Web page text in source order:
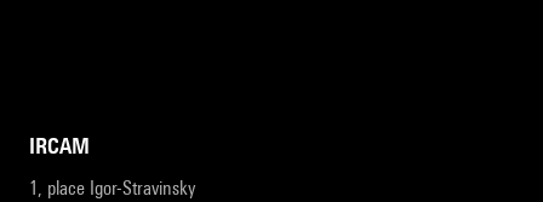
IRCAM
1, place Igor-Stravinsky